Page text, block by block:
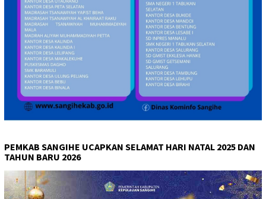
PEMKAB SANGIHE UCAPKAN SELAMAT HARI NATAL 2025 DAN
TAHUN BARU 2026